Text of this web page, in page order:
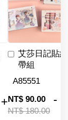
+
艾莎日記貼
帶組
NT$ 90.00
NT$ 180.00
-